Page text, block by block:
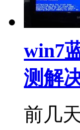
win7
测解
前几